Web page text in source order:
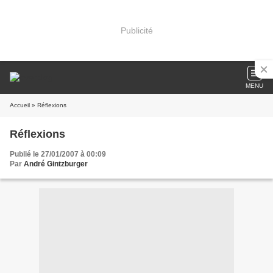
Publicité
MENU
Accueil » Réflexions
Réflexions
Publié le 27/01/2007 à 00:09
Par André Gintzburger